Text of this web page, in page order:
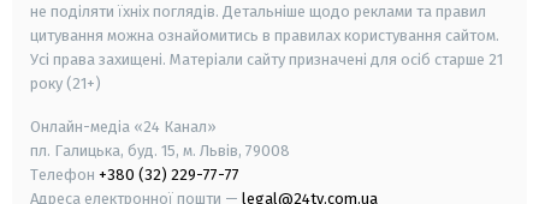
не поділяти їхніх поглядів. Детальніше щодо реклами та правил
цитування можна ознайомитись в правилах користування сайтом.
Усі права захищені. Матеріали сайту призначені для осіб старше 21
року (21+)
Онлайн-медіа «24 Канал»
пл. Галицька, буд. 15, м. Львів, 79008
Телефон +380 (32) 229-77-77
Адреса електронної пошти — legal@24tv.com.ua